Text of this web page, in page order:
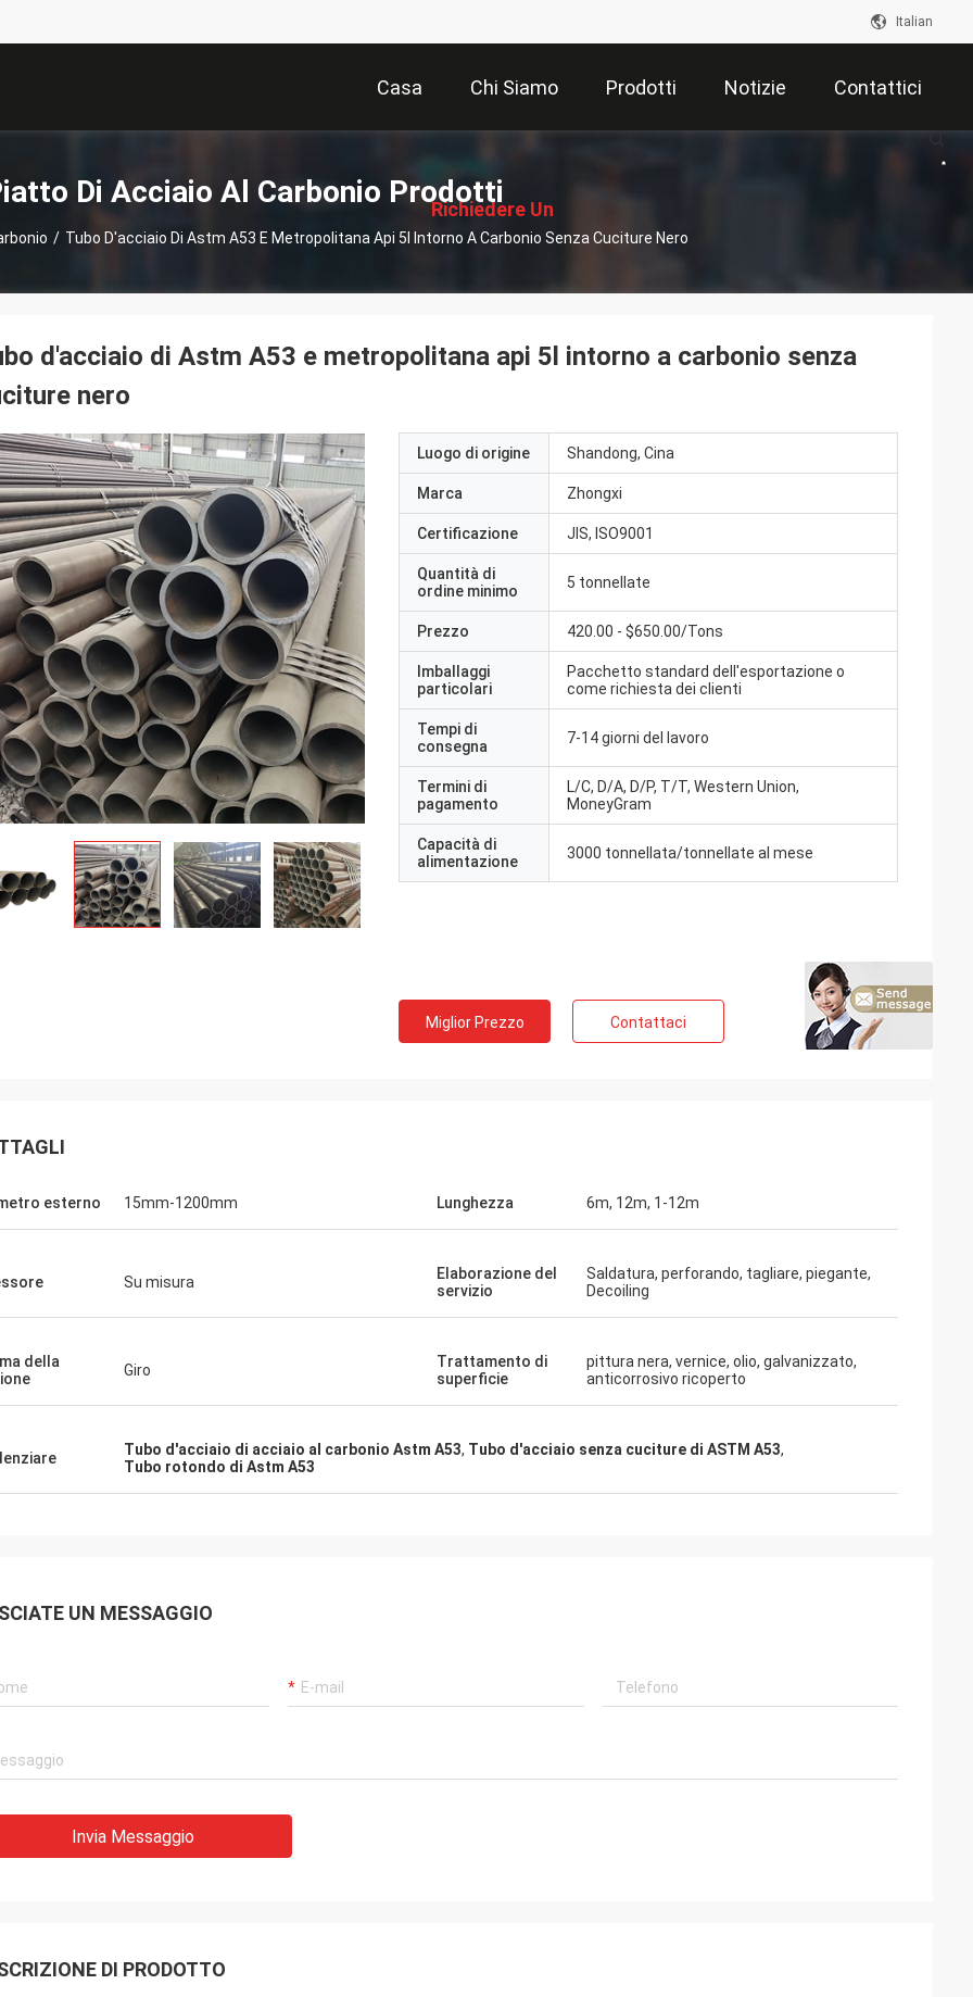
Italian
Casa Chi Siamo Prodotti Notizie Contattici
述
Richiedere Un
Preventivo
Di Acciaio Al Carbonio Prodotti
/ Tubo D'acciaio Di Astm A53 E Metropolitana Api 5l Intorno A Carbonio Senza Cuciture Nero
d'acciaio di Astm A53 e metropolitana api 5l intorno a carbonio senza
nero
Luogo di origine Shandong, Cina
Marca Zhongxi
Certificazione JIS, ISO9001
Quantità di
ordine minimo
5 tonnellate
Prezzo 420.00 - $650.00/Tons
Imballaggi
particolari
Pacchetto standard dell'esportazione o
come richiesta dei clienti
Tempi di
consegna
7-14 giorni del lavoro
Termini di
pagamento
L/C, D/A, D/P, T/T, Western Union,
MoneyGram
Capacità di
alimentazione
3000 tonnellata/tonnellate al mese
Miglior Prezzo Contattaci
esterno 15mm-1200mm Lunghezza 6m, 12m, 1-12m
Su misura
Elaborazione del
servizio
Saldatura, perforando, tagliare, piegante,
Decoiling
della
Giro
Trattamento di
superficie
pittura nera, vernice, olio, galvanizzato,
anticorrosivo ricoperto
Tubo d'acciaio di acciaio al carbonio Astm A53, Tubo d'acciaio senza cuciture di ASTM A53,
Tubo rotondo di Astm A53
UN MESSAGGIO
Invia Messaggio
DI PRODOTTO